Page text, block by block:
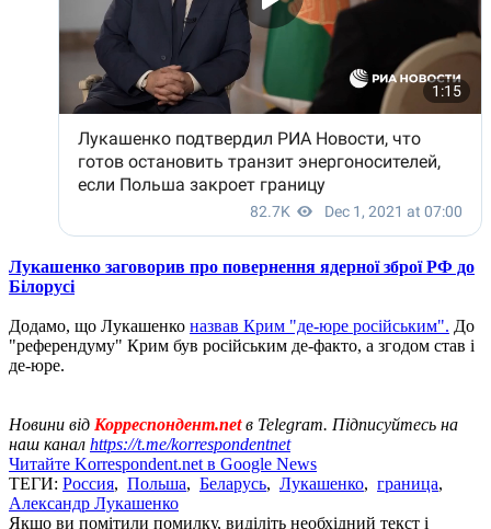
Лукашенко заговорив про повернення ядерної зброї РФ до
Білорусі
Додамо, що Лукашенко назвав Крим "де-юре російським". До
"референдуму" Крим був російським де-факто, а згодом став і
де-юре.
Новини від Корреспондент.netв Telegram. Підписуйтесь на
наш канал https://t.me/korrespondentnet
Читайте Korrespondent.net в Google News
ТЕГИ: Россия, Польша, Беларусь, Лукашенко, граница,
Александр Лукашенко
Якщо ви помітили помилку, виділіть необхідний текст і